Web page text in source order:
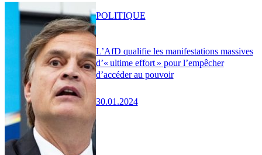
L’AfD qualifie les manifestations massives
d’« ultime effort » pour l’empêcher
d’accéder au pouvoir
30.01.2024
POLITIQUE